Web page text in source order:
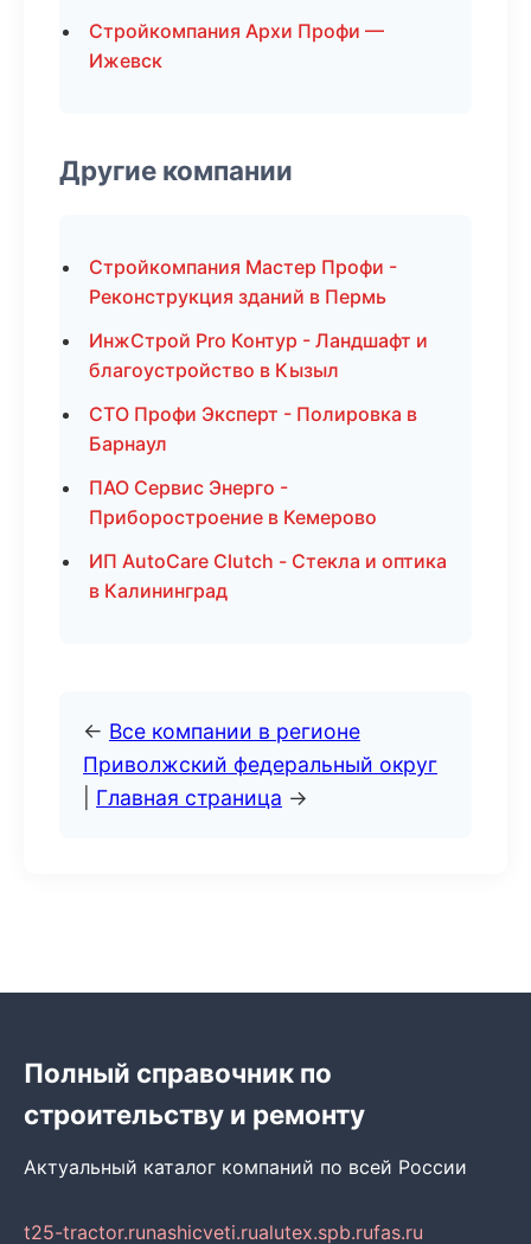
Стройкомпания Архи Профи —
Ижевск
Другие компании
Стройкомпания Мастер Профи -
Реконструкция зданий в Пермь
ИнжСтрой Pro Контур - Ландшафт и
благоустройство в Кызыл
СТО Профи Эксперт - Полировка в
Барнаул
ПАО Сервис Энерго -
Приборостроение в Кемерово
ИП AutoCare Clutch - Стекла и оптика
в Калининград
← Все компании в регионе
Приволжский федеральный округ
Главная страница →
Полный справочник по
строительству и ремонту
Актуальный каталог компаний по всей России
t25-tractor.runashicveti.rualutex.spb.rufas.ru